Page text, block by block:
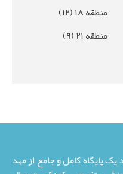
منطقه ۱۸
(۱۲)
منطقه ۲۱
(۹)
پایگاه کامل و جامع از مهد